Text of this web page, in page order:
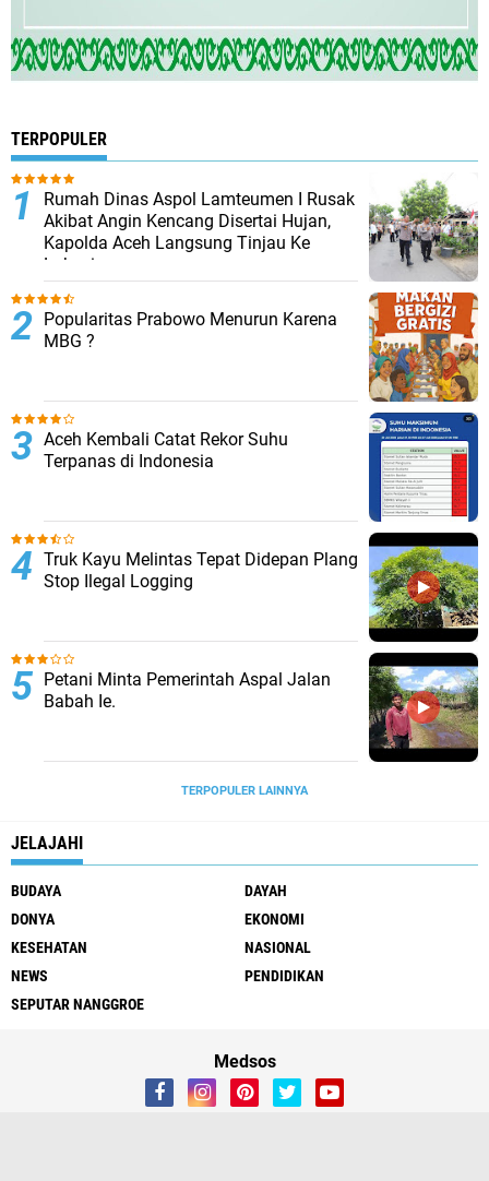
TERPOPULER
Rumah Dinas Aspol Lamteumen I Rusak
Akibat Angin Kencang Disertai Hujan,
Kapolda Aceh Langsung Tinjau Ke
Lokasi
Popularitas Prabowo Menurun Karena
MBG ?
Aceh Kembali Catat Rekor Suhu
Terpanas di Indonesia
Truk Kayu Melintas Tepat Didepan Plang
Stop Ilegal Logging
Petani Minta Pemerintah Aspal Jalan
Babah Ie.
TERPOPULER LAINNYA
JELAJAHI
BUDAYA
DAYAH
DONYA
EKONOMI
KESEHATAN
NASIONAL
NEWS
PENDIDIKAN
SEPUTAR NANGGROE
Medsos